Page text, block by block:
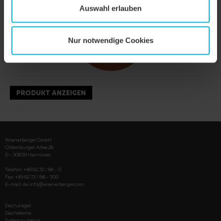
Auswahl erlauben
Nur notwendige Cookies
PRODUKT ANZEIGEN
Wienerberger GmbH
Oldenburger Allee 26
D - 30659 Hannover
Telefon: +49 82 72 / 86 - 0
Fax: +49 82 72 / 86 - 500
E-mail: de.info@wienerberger.com
Dachziegel
Dachsteine